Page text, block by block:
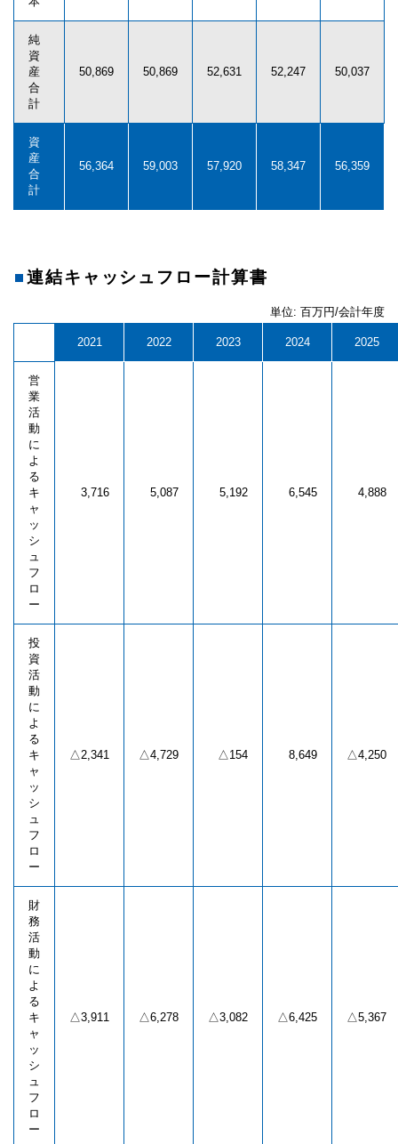
純
資
産
合
計
50,869 50,869 52,631 52,247 50,037
資
産
合
計
56,364 59,003 57,920 58,347 56,359
連結キャッシュフロー計算書
単位: 百万円/会計年度
2021 2022 2023 2024 2025
営
業
活
動
に
よ
る
キ
ャ
ッ
シ
ュ
フ
ロ
ー
3,716 5,087 5,192 6,545 4,888
投
資
活
動
に
よ
る
キ
ャ
ッ
シ
ュ
フ
ロ
ー
△2,341 △4,729 △154 8,649 △4,250
財
務
活
動
に
よ
る
キ
ャ
ッ
シ
ュ
フ
ロ
ー
△3,911 △6,278 △3,082 △6,425 △5,367